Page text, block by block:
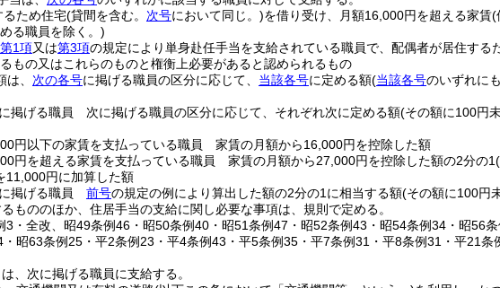
るため住宅(貸間を含む。 次号において同じ。)を借り受け、月額16,000円を超える家賃(
る職員を除く。)
1項又は第3項の規定により単身赴任手当を支給されている職員で、配偶者が居住す
もの又はこれらのものと権衡上必要があると認められるもの
、 次の各号に掲げる職員の区分に応じて、 当該各号に定める額(当該各号のいずれに
に掲げる職員 次に掲げる職員の区分に応じて、それぞれ次に定める額(その額に100円
円以下の家賃を支払っている職員 家賃の月額から16,000円を控除した額
円を超える家賃を支払っている職員 家賃の月額から27,000円を控除した額の2分の1
11,000円に加算した額
に掲げる職員 前号の規定の例により算出した額の2分の1に相当する額(その額に100円
もののほか、住居手当の支給に関し必要な事項は、規則で定める。
3・全改、昭49条例46・昭50条例40・昭51条例47・昭52条例43・昭54条例34・昭56
昭63条例25・平2条例23・平4条例43・平5条例35・平7条例31・平8条例31・平21
、次に掲げる職員に支給する。